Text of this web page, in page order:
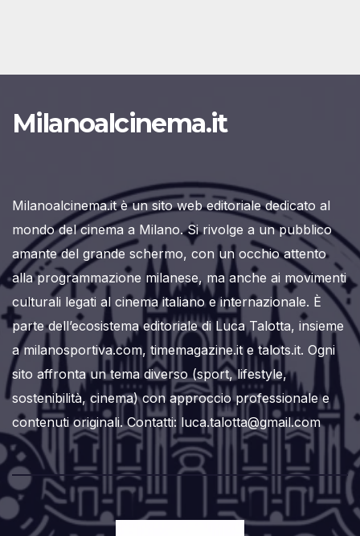
Milanoalcinema.it
Milanoalcinema.it è un sito web editoriale dedicato al
mondo del cinema a Milano. Si rivolge a un pubblico
amante del grande schermo, con un occhio attento
alla programmazione milanese, ma anche ai movimenti
culturali legati al cinema italiano e internazionale. È
parte dell’ecosistema editoriale di Luca Talotta, insieme
a milanosportiva.com, timemagazine.it e talots.it. Ogni
sito affronta un tema diverso (sport, lifestyle,
sostenibilità, cinema) con approccio professionale e
contenuti originali. Contatti: luca.talotta@gmail.com